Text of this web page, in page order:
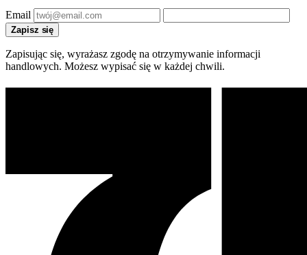
Email
Zapisz się
Zapisując się, wyrażasz zgodę na otrzymywanie informacji
handlowych. Możesz wypisać się w każdej chwili.